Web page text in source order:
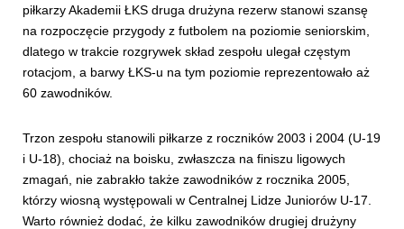
piłkarzy Akademii ŁKS druga drużyna rezerw stanowi szansę
na rozpoczęcie przygody z futbolem na poziomie seniorskim,
dlatego w trakcie rozgrywek skład zespołu ulegał częstym
rotacjom, a barwy ŁKS-u na tym poziomie reprezentowało aż
60 zawodników.
Trzon zespołu stanowili piłkarze z roczników 2003 i 2004 (U-19
i U-18), chociaż na boisku, zwłaszcza na finiszu ligowych
zmagań, nie zabrakło także zawodników z rocznika 2005,
którzy wiosną występowali w Centralnej Lidze Juniorów U-17.
Warto również dodać, że kilku zawodników drugiej drużyny